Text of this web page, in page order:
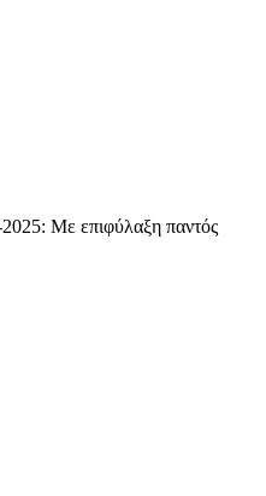
Με επιφύλαξη παντός